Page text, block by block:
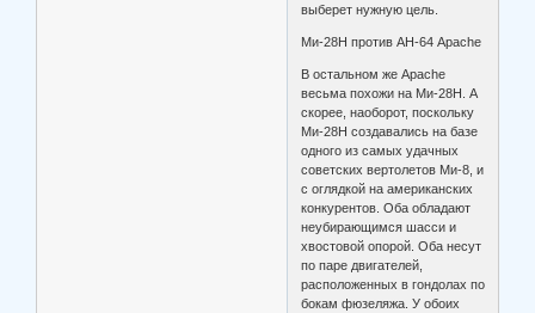
выберет нужную цель.
Ми-28Н против АН-64 Apache
В остальном же Apache
весьма похожи на Ми-28Н. А
скорее, наоборот, поскольку
Ми-28Н создавались на базе
одного из самых удачных
советских вертолетов Ми-8, и
с оглядкой на американских
конкурентов. Оба обладают
неубирающимся шасси и
хвостовой опорой. Оба несут
по паре двигателей,
расположенных в гондолах по
бокам фюзеляжа. У обоих